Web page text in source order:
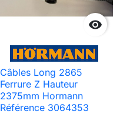

Câbles Long 2865
Ferrure Z Hauteur
2375mm Hormann
Référence 3064353